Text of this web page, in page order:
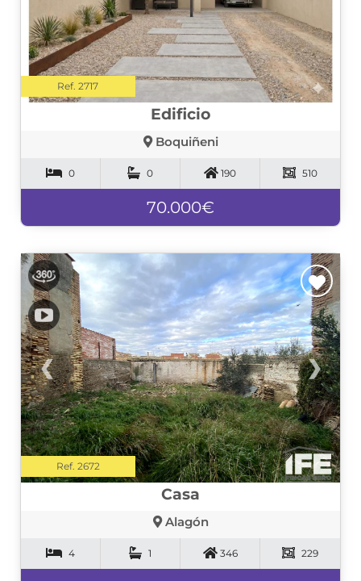
Ref. 2717
Edificio
Boquiñeni
0 0 190 510
70.000€
❮ ❯
Ref. 2672
Casa
Alagón
4 1 346 229